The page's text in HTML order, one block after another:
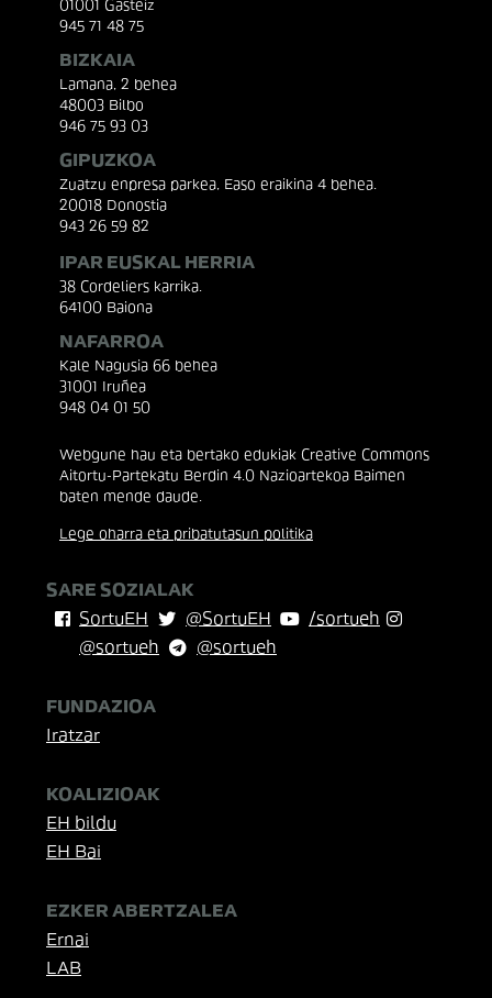
01001 Gasteiz
945 71 48 75
BIZKAIA
Lamana, 2 behea
48003 Bilbo
946 75 93 03
GIPUZKOA
Zuatzu enpresa parkea, Easo eraikina 4 behea.
20018 Donostia
943 26 59 82
IPAR EUSKAL HERRIA
38 Cordeliers karrika.
64100 Baiona
NAFARROA
Kale Nagusia 66 behea
31001 Iruñea
948 04 01 50
Webgune hau eta bertako edukiak Creative Commons
Aitortu-Partekatu Berdin 4.0 Nazioartekoa Baimen
baten mende daude.
Lege oharra eta pribatutasun politika
SARE SOZIALAK
SortuEH
@SortuEH
/sortueh
@sortueh
@sortueh
FUNDAZIOA
Iratzar
KOALIZIOAK
EH bildu
EH Bai
EZKER ABERTZALEA
Ernai
LAB